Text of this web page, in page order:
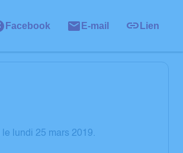
Facebook E-mail Lien
lundi 25 mars 2019.